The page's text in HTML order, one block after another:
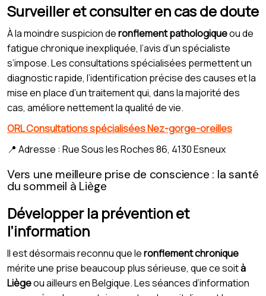
Surveiller et consulter en cas de doute
À la moindre suspicion deronflement pathologiqueou de
fatigue chronique inexpliquée, l’avis d’un spécialiste
s’impose. Les consultations spécialisées permettent un
diagnostic rapide, l’identification précise des causes et la
mise en place d’un traitement qui, dans la majorité des
cas, améliore nettement la qualité de vie.
ORL Consultations spécialisées Nez-gorge-oreilles
📍 Adresse : Rue Sous les Roches 86, 4130 Esneux
Vers une meilleure prise de conscience : la santé
du sommeil à Liège
Développer la prévention et
l’information
Il est désormais reconnu que leronflement chronique
mérite une prise beaucoup plus sérieuse, que ce soità
Liègeou ailleurs en Belgique. Les séances d’information